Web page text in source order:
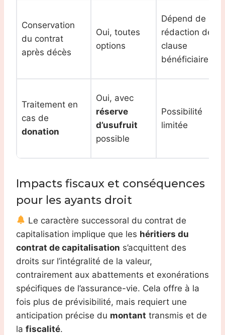
Conservation
du contrat
après décès
Oui, toutes
options
Dépend de la
rédaction de la
clause
bénéficiaire
Traitement en
cas de
donation
Oui, avec
réserve
d’usufruit
possible
Possibilité
limitée
Impacts fiscaux et conséquences
pour les ayants droit
Le caractère successoral du contrat de
capitalisation implique que les héritiers du
contrat de capitalisation s’acquittent des
droits sur l’intégralité de la valeur,
contrairement aux abattements et exonérations
spécifiques de l’assurance-vie. Cela offre à la
fois plus de prévisibilité, mais requiert une
anticipation précise du montant transmis et de
la fiscalité.